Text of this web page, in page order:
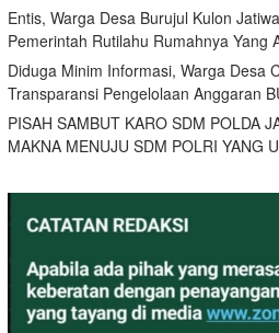
Entis, Warga Desa Burujul Kulon
Pemerintah Rutilahu Rumahnya Yang
Diduga Minim Informasi, Warga Desa
Transparansi Pengelolaan Anggaran
PISAH SAMBUT KARO SDM POLDA
MAKNA MENUJU SDM POLRI YANG